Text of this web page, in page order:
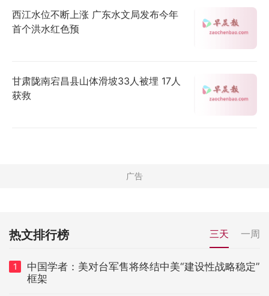
西江水位不断上涨 广东水文局发布今年
首个洪水红色预
甘肃陇南宕昌县山体滑坡33人被埋 17人
获救
热文排行榜 三天 一周
1
中国学者：美对台军售将终结中美“建设性战略稳定”
框架